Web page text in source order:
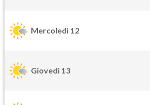
Mercoledì 12
Giovedì 13